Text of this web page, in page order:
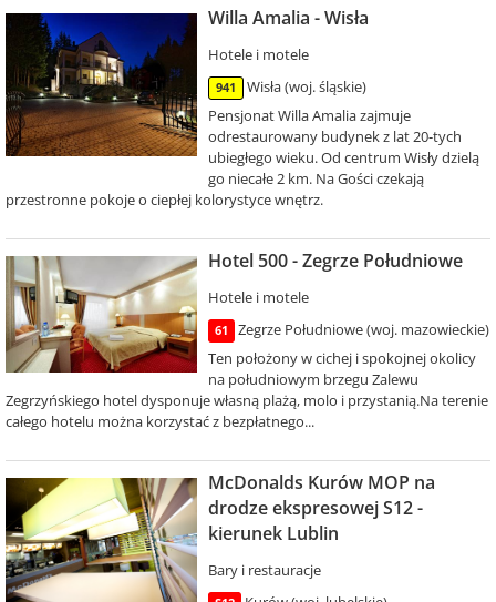
Willa Amalia - Wisła
Hotele i motele
941
Wisła (woj. śląskie)
Pensjonat Willa Amalia zajmuje
odrestaurowany budynek z lat 20-tych
ubiegłego wieku. Od centrum Wisły dzielą
go niecałe 2 km. Na Gości czekają
przestronne pokoje o ciepłej kolorystyce wnętrz.
Hotel 500 - Zegrze Południowe
Hotele i motele
61
Zegrze Południowe (woj. mazowieckie)
Ten położony w cichej i spokojnej okolicy
na południowym brzegu Zalewu
Zegrzyńskiego hotel dysponuje własną plażą, molo i przystanią.Na terenie
całego hotelu można korzystać z bezpłatnego...
McDonalds Kurów MOP na
drodze ekspresowej S12 -
kierunek Lublin
Bary i restauracje